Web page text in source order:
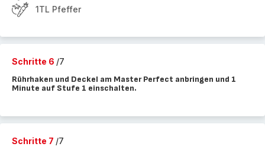
1TL Pfeffer
Schritte 6 /7
Rührhaken und Deckel am Master Perfect anbringen und 1
Minute auf Stufe 1 einschalten.
Schritte 7 /7